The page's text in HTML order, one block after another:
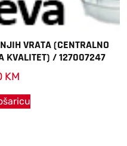
VRATA (CENTRALNO
KVALITET) / 127007247
KM